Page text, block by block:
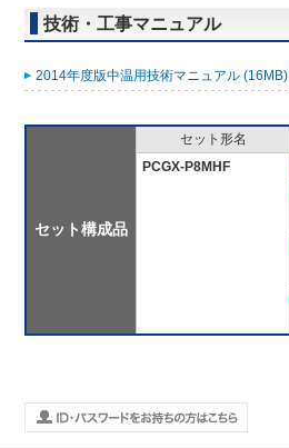
技術・工事マニュアル
2014年度版中温用技術マニュアル (16MB)
セット構成品
セット形名
PCGX-P8MHF